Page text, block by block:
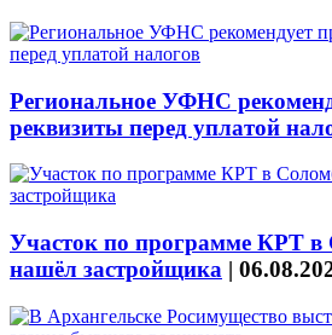
Региональное УФНС
реквизиты перед уплатой
Участок по программе КРТ в
нашёл застройщика |